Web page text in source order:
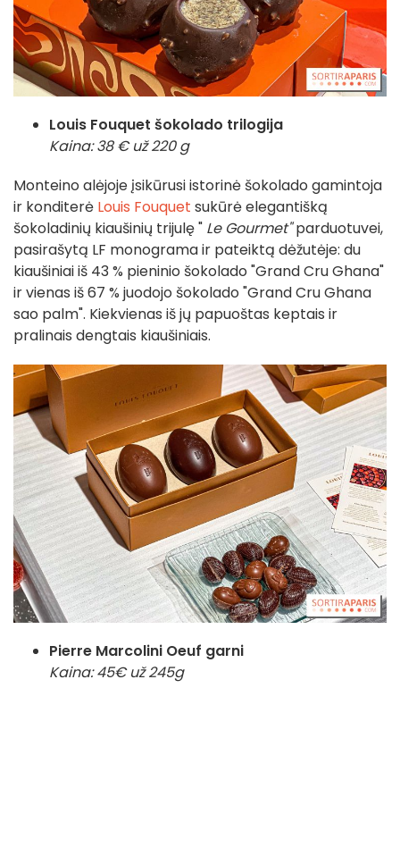
Louis Fouquet šokolado trilogija
Kaina: 38 € už 220 g
Monteino alėjoje įsikūrusi istorinė šokolado gamintoja
ir konditerė Louis Fouquet sukūrė elegantišką
šokoladinių kiaušinių trijulę " Le Gourmet"parduotuvei,
pasirašytą LF monograma ir pateiktą dėžutėje: du
kiaušiniai iš 43 % pieninio šokolado "Grand Cru Ghana"
ir vienas iš 67 % juodojo šokolado "Grand Cru Ghana
sao palm". Kiekvienas iš jų papuoštas keptais ir
pralinais dengtais kiaušiniais.
Pierre Marcolini Oeuf garni
Kaina: 45€ už 245g